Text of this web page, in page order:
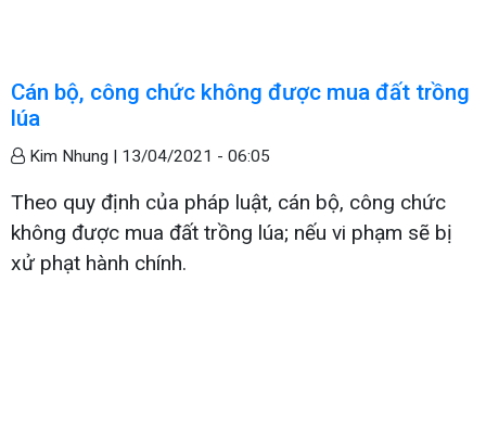
Cán bộ, công chức không được mua đất trồng
lúa
Kim Nhung | 13/04/2021 - 06:05
Theo quy định của pháp luật, cán bộ, công chức
không được mua đất trồng lúa; nếu vi phạm sẽ bị
xử phạt hành chính.